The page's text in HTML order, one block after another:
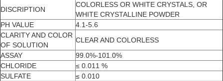
DISCRIPTION
COLORLESS OR WHITE CRYSTALS, OR
WHITE CRYSTALLINE POWDER
PH VALUE
4.1-5.6
CLARITY AND COLOR
OF SOLUTION
CLEAR AND COLORLESS
ASSAY
99.0%-101.0%
CHLORIDE
≤ 0.011 %
SULFATE
≤ 0.010